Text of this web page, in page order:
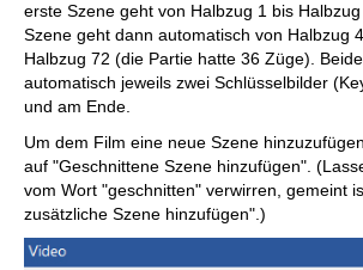
erste Szene geht von Halbzug 1 bis
Szene geht dann automatisch von Halbzug
Halbzug 72 (die Partie hatte 36 Züge).
automatisch jeweils zwei Schlüsselbilder
und am Ende.
Um dem Film eine neue Szene
auf "Geschnittene Szene hinzufügen".
vom Wort "geschnitten" verwirren, gemeint
zusätzliche Szene hinzufügen".)